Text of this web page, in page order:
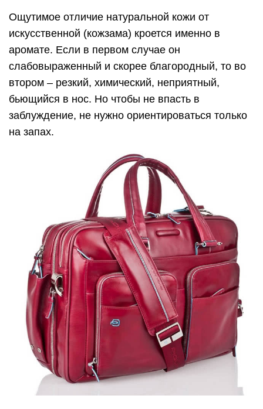
Кусочек ткани
Это образец, прикрепленный к бирке.
Производитель обязан выполнять его в виде
растянутой шкуры в форме ромба. Изготовители
продукции из кожзаменителя часто игнорируют
данное правило.